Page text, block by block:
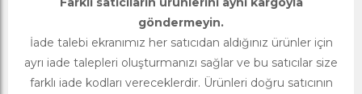
göndermeyin.
İade talebi ekranımız her satıcıdan aldığınız ürünler için
ayrı iade talepleri oluşturmanızı sağlar ve bu satıcılar size
farklı iade kodları vereceklerdir. Ürünleri doğru satıcının